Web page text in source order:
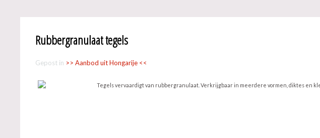
Rubbergranulaat tegels
Gepost in >> Aanbod uit Hongarije <<
Tegels vervaardigt van rubbergranulaat. Verkrijgbaar in meerdere vormen, diktes en